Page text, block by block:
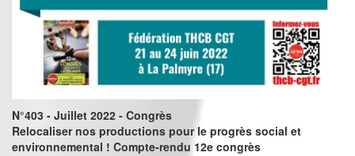
N°403 - Juillet 2022 - Congrès
Relocaliser nos productions pour le progrès social et
environnemental ! Compte-rendu 12e congrès